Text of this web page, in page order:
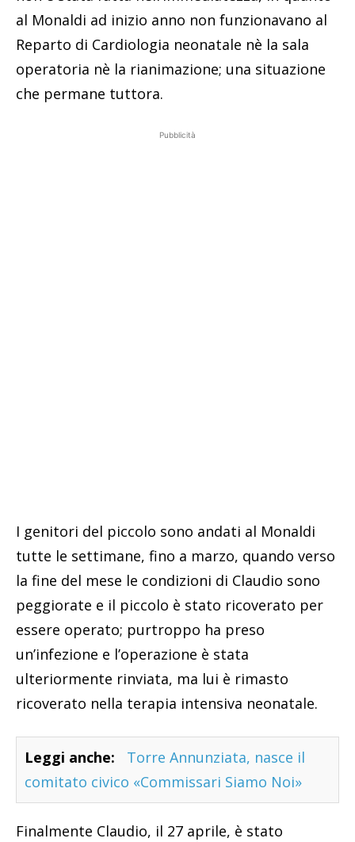
al Monaldi ad inizio anno non funzionavano al
Reparto di Cardiologia neonatale nè la sala
operatoria nè la rianimazione; una situazione
che permane tuttora.
Pubblicità
I genitori del piccolo sono andati al Monaldi
tutte le settimane, fino a marzo, quando verso
la fine del mese le condizioni di Claudio sono
peggiorate e il piccolo è stato ricoverato per
essere operato; purtroppo ha preso
un’infezione e l’operazione è stata
ulteriormente rinviata, ma lui è rimasto
ricoverato nella terapia intensiva neonatale.
Leggi anche:
Torre Annunziata, nasce il
comitato civico «Commissari Siamo Noi»
Finalmente Claudio, il 27 aprile, è stato